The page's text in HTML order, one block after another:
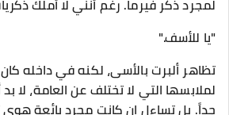
لمجرد ذكر فيرما. رغم أنني لا أملك
"يا للأسف."
تظاهر ألبرت بالأسى، لكنه في داخله كان
لملابسها التي لا تختلف عن العامة، لا بد
جداً. بل تساءل إن كانت مجرد بائعة